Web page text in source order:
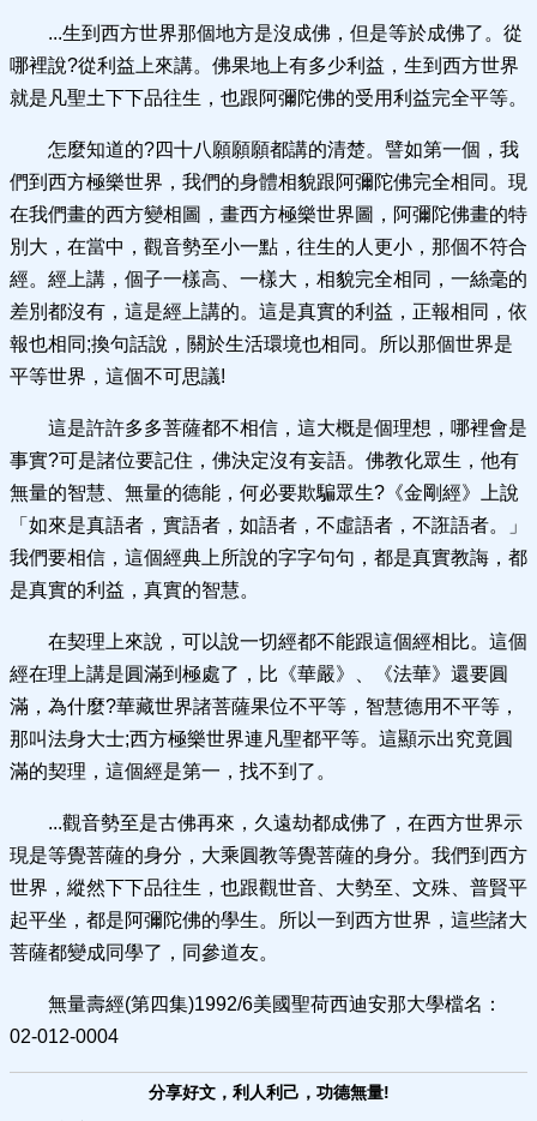
...生到西方世界那個地方是沒成佛，但是等於成佛了。從
哪裡說?從利益上來講。佛果地上有多少利益，生到西方世界
就是凡聖土下下品往生，也跟阿彌陀佛的受用利益完全平等。
怎麼知道的?四十八願願願都講的清楚。譬如第一個，我
們到西方極樂世界，我們的身體相貌跟阿彌陀佛完全相同。現
在我們畫的西方變相圖，畫西方極樂世界圖，阿彌陀佛畫的特
別大，在當中，觀音勢至小一點，往生的人更小，那個不符合
經。經上講，個子一樣高、一樣大，相貌完全相同，一絲毫的
差別都沒有，這是經上講的。這是真實的利益，正報相同，依
報也相同;換句話說，關於生活環境也相同。所以那個世界是
平等世界，這個不可思議!
這是許許多多菩薩都不相信，這大概是個理想，哪裡會是
事實?可是諸位要記住，佛決定沒有妄語。佛教化眾生，他有
無量的智慧、無量的德能，何必要欺騙眾生?《金剛經》上說
「如來是真語者，實語者，如語者，不虛語者，不誑語者。」
我們要相信，這個經典上所說的字字句句，都是真實教誨，都
是真實的利益，真實的智慧。
在契理上來說，可以說一切經都不能跟這個經相比。這個
經在理上講是圓滿到極處了，比《華嚴》、《法華》還要圓
滿，為什麼?華藏世界諸菩薩果位不平等，智慧德用不平等，
那叫法身大士;西方極樂世界連凡聖都平等。這顯示出究竟圓
滿的契理，這個經是第一，找不到了。
...觀音勢至是古佛再來，久遠劫都成佛了，在西方世界示
現是等覺菩薩的身分，大乘圓教等覺菩薩的身分。我們到西方
世界，縱然下下品往生，也跟觀世音、大勢至、文殊、普賢平
起平坐，都是阿彌陀佛的學生。所以一到西方世界，這些諸大
菩薩都變成同學了，同參道友。
無量壽經(第四集)1992/6美國聖荷西迪安那大學檔名：
02-012-0004
分享好文，利人利己，功德無量!